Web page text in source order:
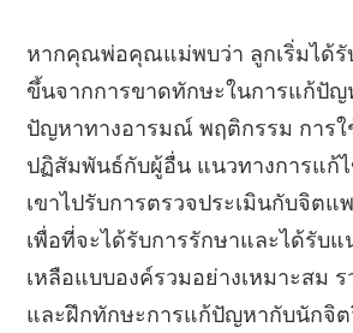
หากคุณพ่อคุณแม่พบว่า ลูกเริ่มได้รั
ขึ้นจากการขาดทักษะในการแก้ปัญ
ปัญหาทางอารมณ์ พฤติกรรม การใ
ปฏิสัมพันธ์กับผู้อื่น แนวทางการแก้
เขาไปรับการตรวจประเมินกับจิตแ
เพื่อที่จะได้รับการรักษาและได้รับแ
เหลือแบบองค์รวมอย่างเหมาะสม ร
และฝึกทักษะการแก้ปัญหากับนักจิ